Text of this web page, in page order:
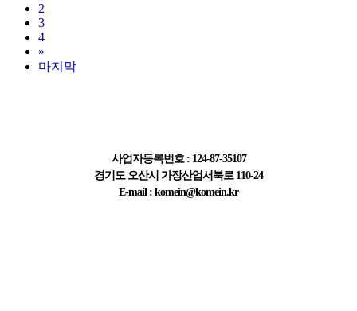
2
3
4
»
마지막
사업자등록번호 : 124-87-35107
경기도 오산시 가장산업서북로 110-24
E-mail : komein@komein.kr